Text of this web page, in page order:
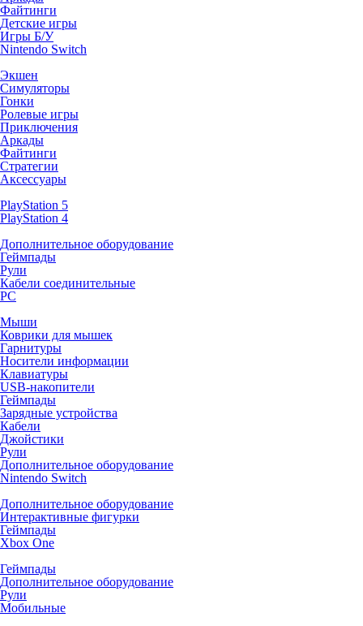
Файтинги
Детские игры
Игры Б/У
Nintendo Switch
Экшен
Симуляторы
Гонки
Ролевые игры
Приключения
Аркады
Файтинги
Стратегии
Аксессуары
PlayStation 5
PlayStation 4
Дополнительное оборудование
Геймпады
Рули
Кабели соединительные
PC
Мыши
Коврики для мышек
Гарнитуры
Носители информации
Клавиатуры
USB-накопители
Геймпады
Зарядные устройства
Кабели
Джойстики
Рули
Дополнительное оборудование
Nintendo Switch
Дополнительное оборудование
Интерактивные фигурки
Геймпады
Xbox One
Геймпады
Дополнительное оборудование
Рули
Мобильные